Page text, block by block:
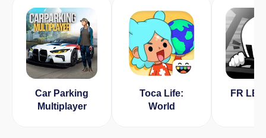
Car Parking
Multiplayer
Toca Life:
World
FR